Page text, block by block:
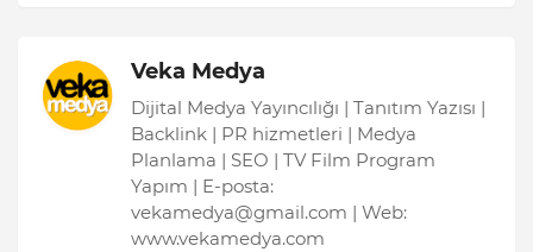
Veka Medya
Dijital Medya Yayıncılığı | Tanıtım Yazısı |
Backlink | PR hizmetleri | Medya
Planlama | SEO | TV Film Program
Yapım | E-posta:
vekamedya@gmail.com | Web:
www.vekamedya.com